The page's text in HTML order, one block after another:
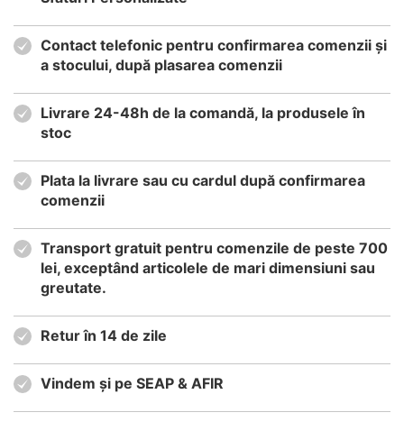
Contact telefonic pentru confirmarea comenzii și
a stocului, după plasarea comenzii
Livrare 24-48h de la comandă, la produsele în
stoc
Plata la livrare sau cu cardul după confirmarea
comenzii
Transport gratuit pentru comenzile de peste 700
lei, exceptând articolele de mari dimensiuni sau
greutate.
Retur în 14 de zile
Vindem și pe SEAP & AFIR